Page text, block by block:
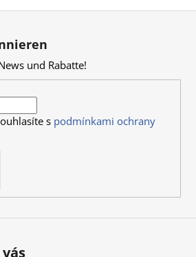
e
r
e
m
d
e
und Rabatte!
s podmínkami ochrany